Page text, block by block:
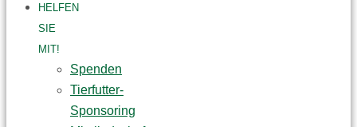
HELFEN
SIE
MIT!
Spenden
Tierfutter-
Sponsoring